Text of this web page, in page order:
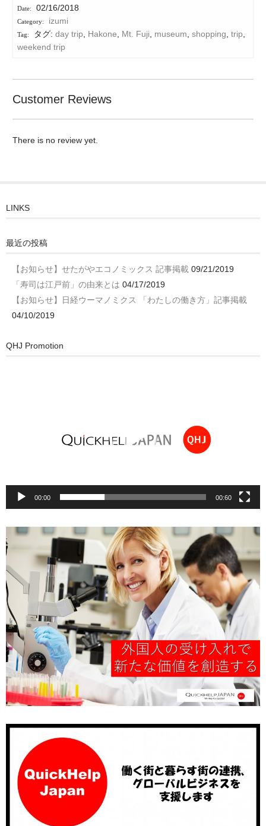
02/16/2018
izumi
タグ: day trip Hakone Mt. Fuji museum shopping trip
weekend trip
Customer Reviews
There is no review yet.
LINKS
最近の投稿
【お知らせ】せたがやエコノミックス 記事掲載 09/21/2019
「寿司は江戸前」の由来とは 04/17/2019
【お知らせ】日経ウーマノミクス 「わたしの働き方」記事掲載
04/10/2019
QHJ Promotion
00:00 00:60